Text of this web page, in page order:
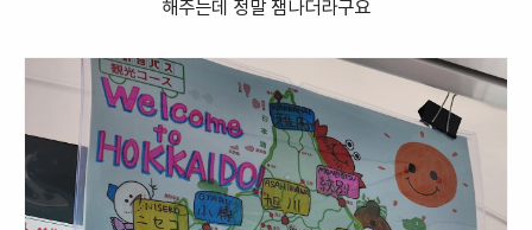
해주는데 정말 잼나더라구요